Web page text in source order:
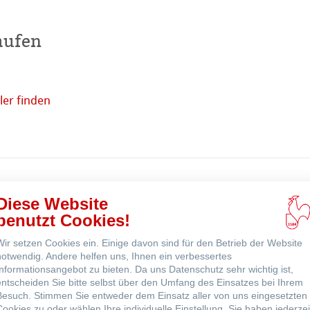
finden
Website
Cookies!
setzen Cookies ein. Einige davon sind für den Betrieb der Website
Andere helfen uns, Ihnen ein verbessertes
zu bieten. Da uns Datenschutz sehr wichtig ist,
Sie bitte selbst über den Umfang des Einsatzes bei Ihrem
Stimmen Sie entweder dem Einsatz aller von uns eingesetzten